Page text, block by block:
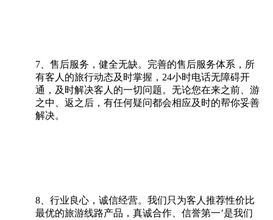
7、售后服务，健全无缺。完善的售后服务体系，所
有客人的旅行动态及时掌握，24小时电话无障碍开
通，及时解决客人的一切问题。无论您在来之前、游
之中、返之后，有任何疑问都会相应及时的帮你妥善
解决。
8、行业良心，诚信经营。我们只为客人推荐性价比
最优的旅游线路产品，真诚合作、信誉第一’是我们